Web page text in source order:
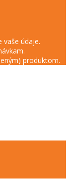
vaše údaje.
produktom.